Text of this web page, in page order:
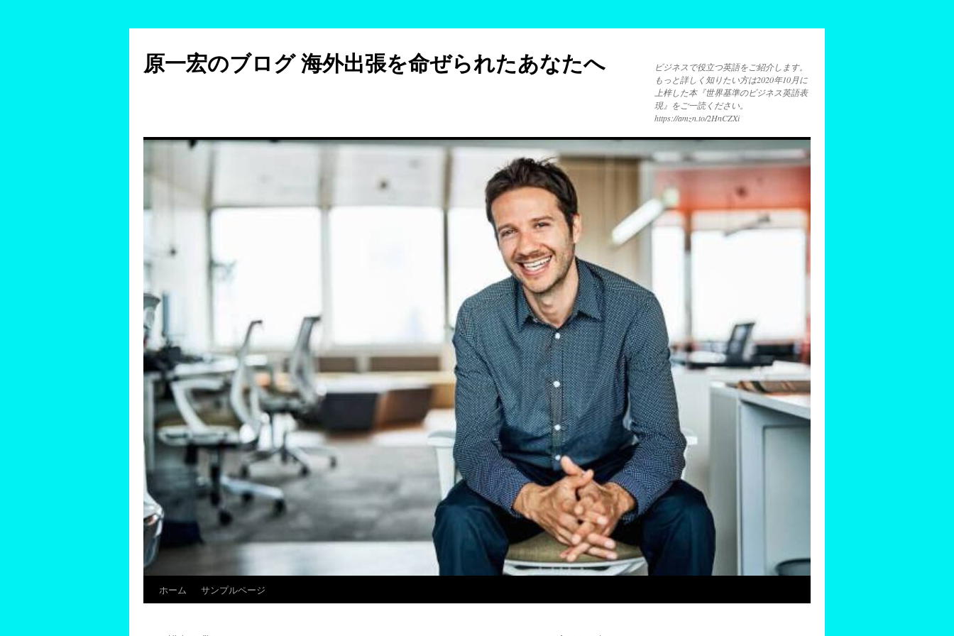
テ
ン
ッ
原一宏のブログ 海外出張を命ぜられたあなたへ
ビジネスで役立つ英語をご紹介します。
もっと詳しく知りたい方は2020年10月に
上梓した本『世界基準のビジネス英語表
現』をご一読ください。
https://amzn.to/2HnCZXi
ホーム サンプルページ